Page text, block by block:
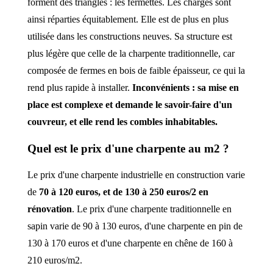
ainsi réparties équitablement. Elle est de plus en plus
utilisée dans les constructions neuves. Sa structure est
plus légère que celle de la charpente traditionnelle, car
composée de fermes en bois de faible épaisseur, ce qui la
rend plus rapide à installer. Inconvénients : sa mise en
place est complexe et demande le savoir-faire d'un
couvreur, et elle rend les combles inhabitables.
Quel est le prix d'une charpente au m2 ?
Le prix d'une charpente industrielle en construction varie
de70 à 120 euros, et de 130 à 250 euros/2 en
rénovation. Le prix d'une charpente traditionnelle en
sapin varie de 90 à 130 euros, d'une charpente en pin de
130 à 170 euros et d'une charpente en chêne de 160 à
210 euros/m2.